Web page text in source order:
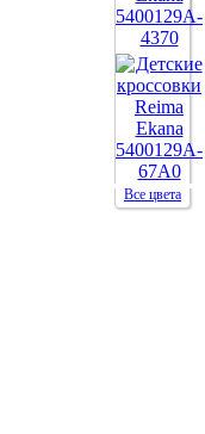
Все цвета
Все цвета